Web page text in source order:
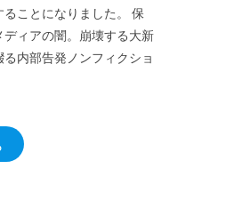
ことになりました。 保
ィアの闇。崩壊する大新
内部告発ノンフィクショ